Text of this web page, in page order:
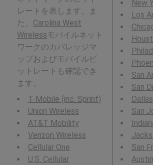
レートを表します。ま
た、 Carolina West
Wirelessモバイルネット
ワークのカバレッジマ
ップおよびモバイルビ
ットレートも確認でき
ます。
T-Mobile (inc. Sprint)
Union Wireless
AT&T Mobility
Verizon Wireless
Cellular One
U.S. Cellular
New
Los
San
San
Dallas
San
San
Austin